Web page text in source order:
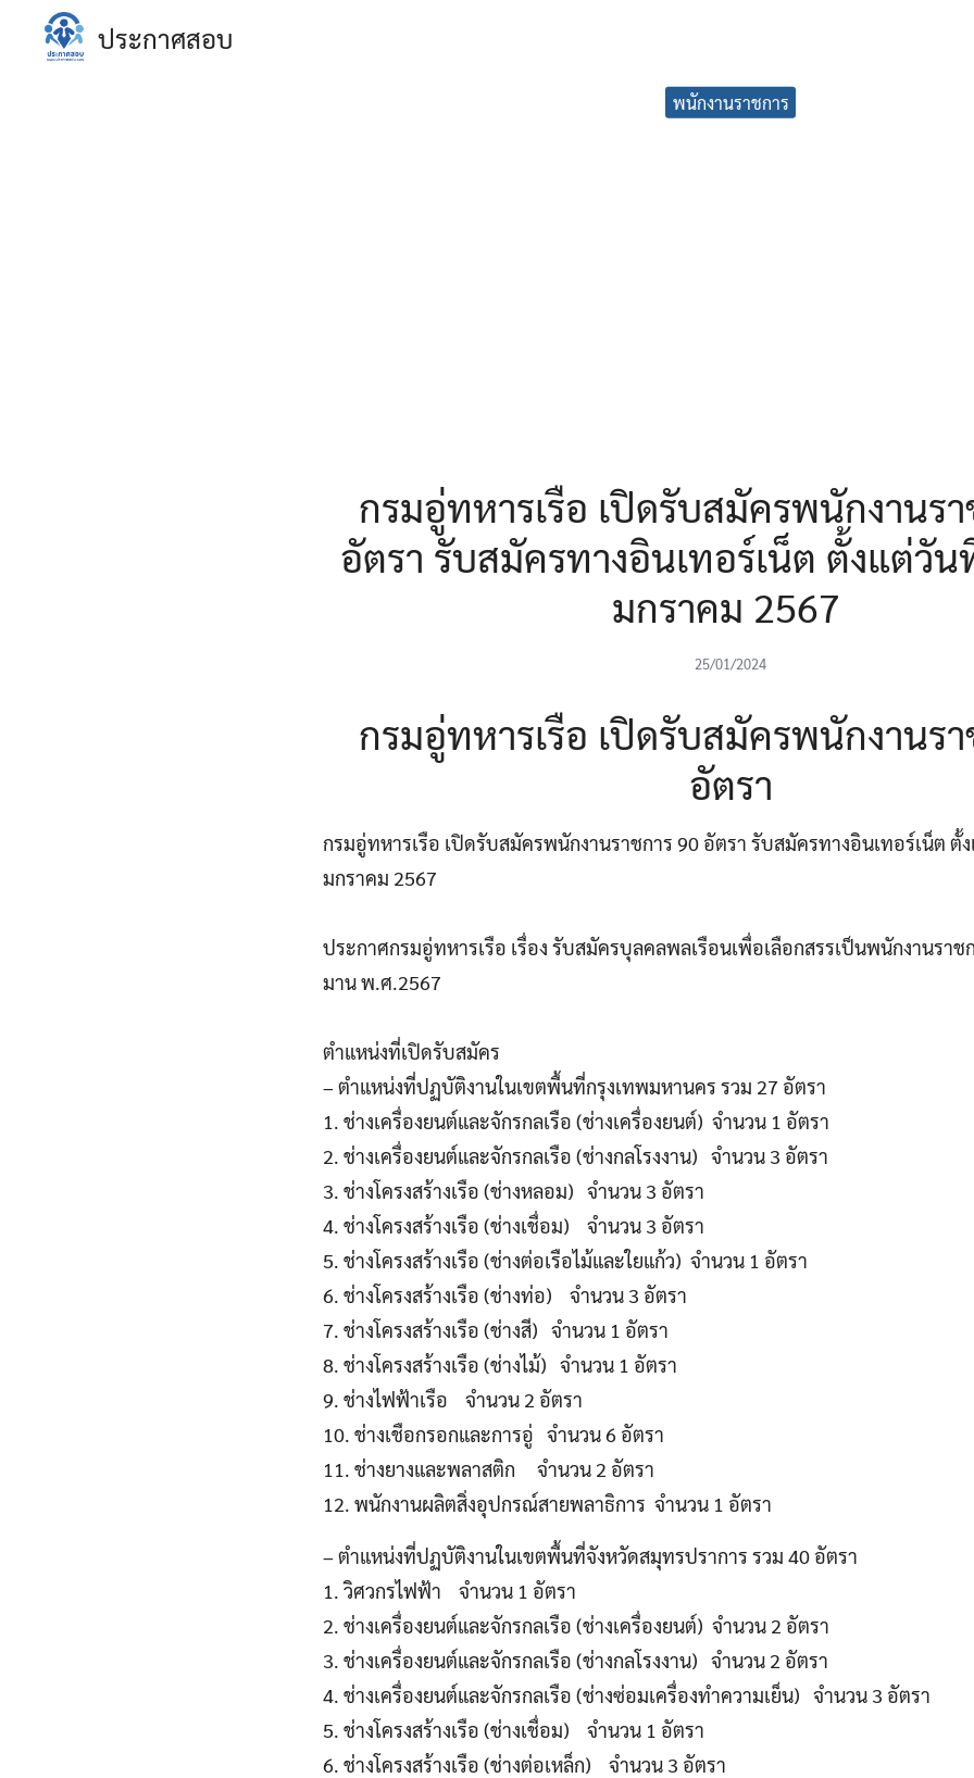
ประกาศสอบ
พนักงานราชการ
กรมอู่ทหารเรือ เปิดรับสมัครพนักงานร
อัตรา รับสมัครทางอินเทอร์เน็ต ตั้งแต่วัน
มกราคม 2567
25/01/2024
กรมอู่ทหารเรือ เปิดรับสมัครพนักงานร
อัตรา
กรมอู่ทหารเรือ เปิดรับสมัครพนักงานราชการ 90 อัตรา รับสมัครทางอินเทอร์เน็ต ตั้
มกราคม 2567
ประกาศกรมอู่ทหารเรือ เรื่อง รับสมัครบุลคลพลเรือนเพื่อเลือกสรรเป็นพนักงานรา
มาน พ.ศ.2567
ตำแหน่งที่เปิดรับสมัคร
– ตำแหน่งที่ปฏบัติงานในเขตพื้นที่กรุงเทพมหานคร รวม 27 อัตรา
1. ช่างเครื่องยนต์และจักรกลเรือ (ช่างเครื่องยนต์) จำนวน 1 อัตรา
2. ช่างเครื่องยนต์และจักรกลเรือ (ช่างกลโรงงาน) จำนวน 3 อัตรา
3. ช่างโครงสร้างเรือ (ช่างหลอม) จำนวน 3 อัตรา
4. ช่างโครงสร้างเรือ (ช่างเชื่อม) จำนวน 3 อัตรา
5. ช่างโครงสร้างเรือ (ช่างต่อเรือไม้และใยแก้ว) จำนวน 1 อัตรา
6. ช่างโครงสร้างเรือ (ช่างท่อ) จำนวน 3 อัตรา
7. ช่างโครงสร้างเรือ (ช่างสี) จำนวน 1 อัตรา
8. ช่างโครงสร้างเรือ (ช่างไม้) จำนวน 1 อัตรา
9. ช่างไฟฟ้าเรือ จำนวน 2 อัตรา
10. ช่างเชือกรอกและการอู่ จำนวน 6 อัตรา
11. ช่างยางและพลาสติก จำนวน 2 อัตรา
12. พนักงานผลิตสิ่งอุปกรณ์สายพลาธิการ จำนวน 1 อัตรา
– ตำแหน่งที่ปฏบัติงานในเขตพื้นที่จังหวัดสมุทรปราการ รวม 40 อัตรา
1. วิศวกรไฟฟ้า จำนวน 1 อัตรา
2. ช่างเครื่องยนต์และจักรกลเรือ (ช่างเครื่องยนต์) จำนวน 2 อัตรา
3. ช่างเครื่องยนต์และจักรกลเรือ (ช่างกลโรงงาน) จำนวน 2 อัตรา
4. ช่างเครื่องยนต์และจักรกลเรือ (ช่างซ่อมเครื่องทำความเย็น) จำนวน 3 อัตรา
5. ช่างโครงสร้างเรือ (ช่างเชื่อม) จำนวน 1 อัตรา
6. ช่างโครงสร้างเรือ (ช่างต่อเหล็ก) จำนวน 3 อัตรา